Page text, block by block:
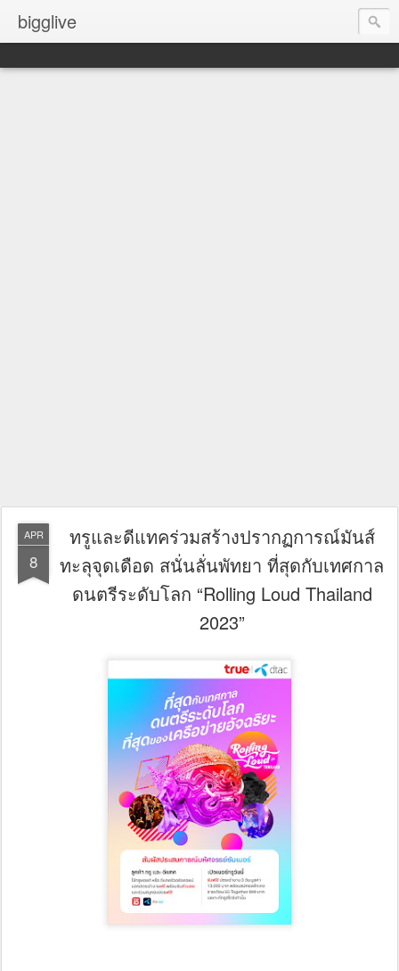
bigglive
APR
8
ทรูและดีแทคร่วมสร้างปรากฏการณ์มันส์
ทะลุจุดเดือด สนั่นลั่นพัทยา ที่สุดกับเทศกาล
ดนตรีระดับโลก “Rolling Loud Thailand
2023”